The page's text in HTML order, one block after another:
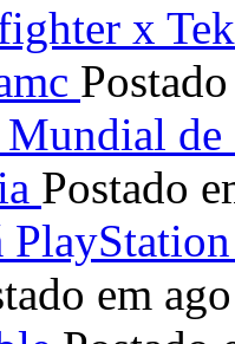
x
Mundial
Postado
em